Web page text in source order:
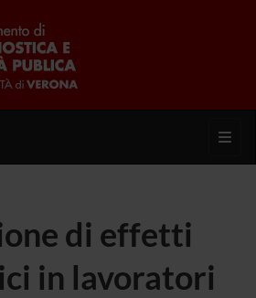
di effetti
in lavoratori